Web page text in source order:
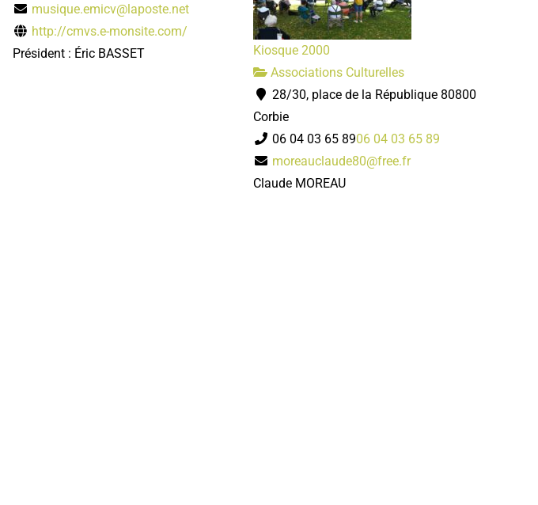
musique.emicv@laposte.net
http://cmvs.e-monsite.com/
Président : Éric BASSET
Kiosque 2000
Associations Culturelles
28/30, place de la République 80800
Corbie
06 04 03 65 8906 04 03 65 89
moreauclaude80@free.fr
Claude MOREAU